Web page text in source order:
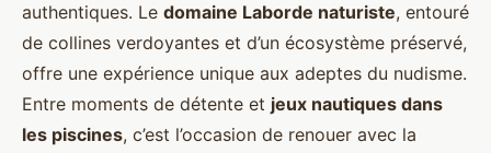
authentiques. Le domaine Laborde naturiste, entouré
de collines verdoyantes et d’un écosystème préservé,
offre une expérience unique aux adeptes du nudisme.
Entre moments de détente et jeux nautiques dans
les piscines, c’est l’occasion de renouer avec la